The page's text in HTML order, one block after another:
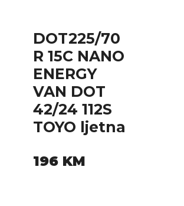
DOT225/70
R 15C NANO
ENERGY
VAN DOT
42/24 112S
TOYO ljetna
196 KM